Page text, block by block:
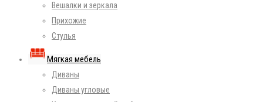
Вешалки и зеркала
Прихожие
Стулья
Мягкая мебель
Диваны
Диваны угловые